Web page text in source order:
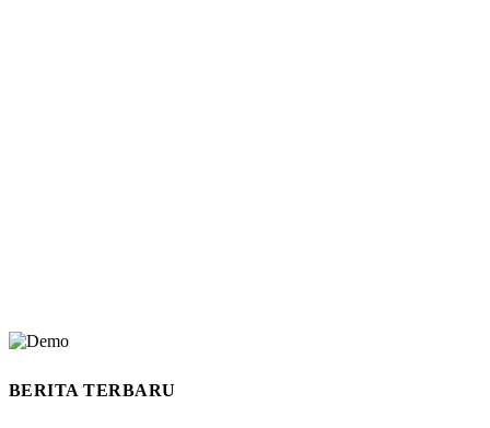
BERITA TERBARU